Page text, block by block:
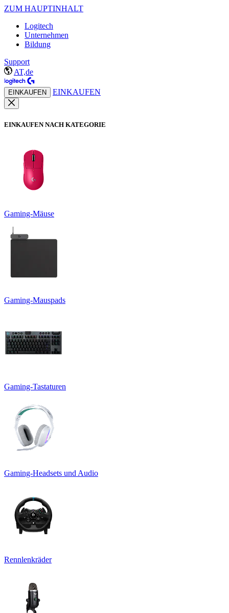
ZUM HAUPTINHALT
Logitech
Unternehmen
Bildung
Support
AT,de
EINKAUFEN EINKAUFEN
EINKAUFEN NACH KATEGORIE
Gaming-Mäuse
Gaming-Mauspads
Gaming-Tastaturen
Gaming-Headsets und Audio
Rennlenkräder